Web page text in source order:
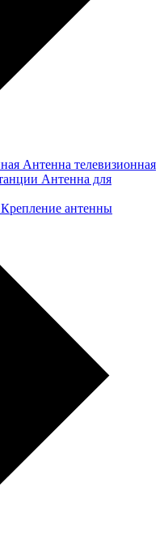
Антенна телевизионная
Антенна для
Крепление антенны